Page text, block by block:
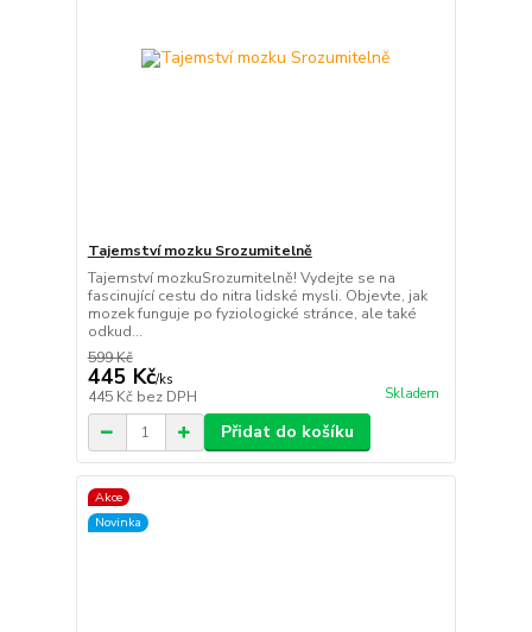
Tajemství mozku Srozumitelně
Tajemství mozkuSrozumitelně! Vydejte se na
fascinující cestu do nitra lidské mysli. Objevte, jak
mozek funguje po fyziologické stránce, ale také
odkud...
599 Kč
445 Kč/ks
445 Kč bez DPH Skladem
Přidat do košíku
Akce
Novinka